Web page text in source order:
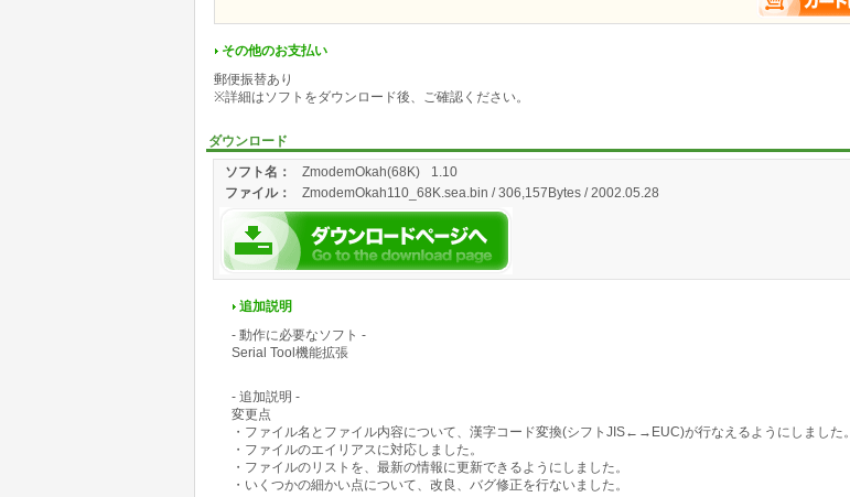
その他のお支払い
郵便振替あり
※詳細はソフトをダウンロード後、ご確認ください。
ダウンロード
ソフト名：
ZmodemOkah(68K) 1.10
ファイル： ZmodemOkah110_68K.sea.bin / 306,157Bytes / 2002.05.28
追加説明
- 動作に必要なソフト -
Serial Tool機能拡張
- 追加説明 -
変更点
・ファイル名とファイル内容について、漢字コード変換(シフトJIS←→EUC)が行なえるようにしました。
・ファイルのエイリアスに対応しました。
・ファイルのリストを、最新の情報に更新できるようにしました。
・いくつかの細かい点について、改良、バグ修正を行ないました。